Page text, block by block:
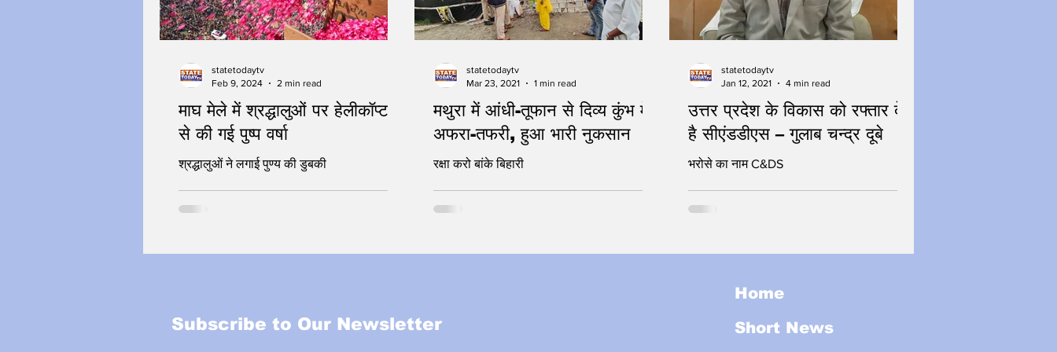
माघ मेले में श्रद्धालुओं पर हेलीकॉप्टर
से की गई पुष्प वर्षा
श्रद्धालुओं ने लगाई पुण्य की डुबकी
statetodaytv
Feb 9, 2024
2 min read
मथुरा में आंधी-तूफान से दिव्य कुंभ में
अफरा-तफरी, हुआ भारी नुकसान
रक्षा करो बांके बिहारी
statetodaytv
Mar 23, 2021
1 min read
उत्तर प्रदेश के विकास को रफ्तार देता
है सीएंडडीएस – गुलाब चन्द्र दूबे
भरोसे का नाम C&DS
statetodaytv
Jan 12, 2021
4 min read
Subscribe to Our Newsletter
Home
Short News